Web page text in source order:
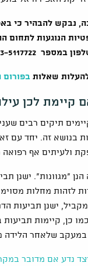
נבקש להבהיר כי
הנוגעות לתחום
כל מאמץ לשוב אליכם בהקדם.
שאלות
קיימת לכן
תיקים רבים
בנושא זה. יחד עם
ולעיתים אף רפואה
"מגוונות". ישנן
לזהות מחלות
ישנן תביעות
כן, קיימות
שלאחר הלידה
נדע אם מדובר